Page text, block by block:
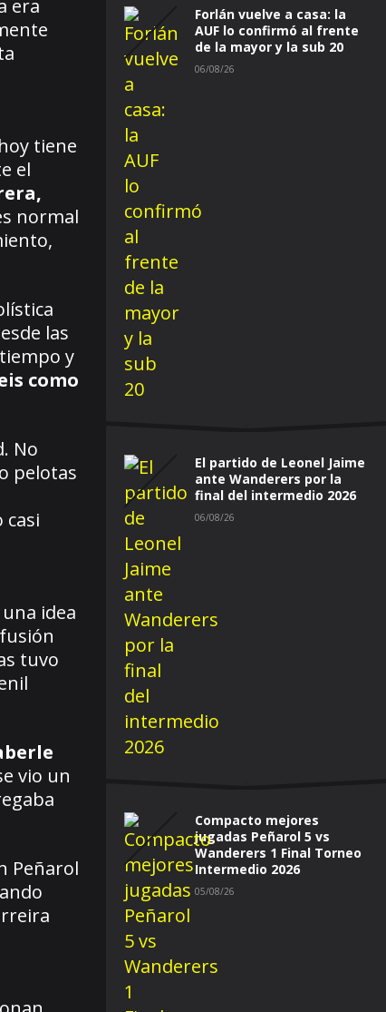
era
tiene
el
normal
las
y
como
No
pelotas
idea
tuvo
vio un
Peñarol
Forlán vuelve a casa: la
AUF lo confirmó al frente
de la mayor y la sub 20
06/08/26
El partido de Leonel Jaime
ante Wanderers por la
final del intermedio 2026
06/08/26
Compacto mejores
jugadas Peñarol 5 vs
Wanderers 1 Final Torneo
Intermedio 2026
05/08/26